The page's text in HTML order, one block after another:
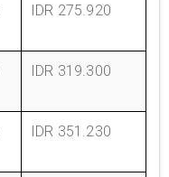
IDR 275.920
IDR 319.300
IDR 351.230